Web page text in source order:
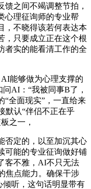
之间不竭调整节拍，
心理征询师的专业帮
，不晓得该若何表达本
，只要成立正在这个根
者实的能看清工作的全
能够做为心理支撑的
AI：“我被同事B了，
“全面现实”，一直给来
默认“伴侣不正在乎
之一，
定的，以至加沉其心
可能的专业征询做好铺
客不雅，AI不只无法
焦点能力。确保干涉
听，这句话明显带有